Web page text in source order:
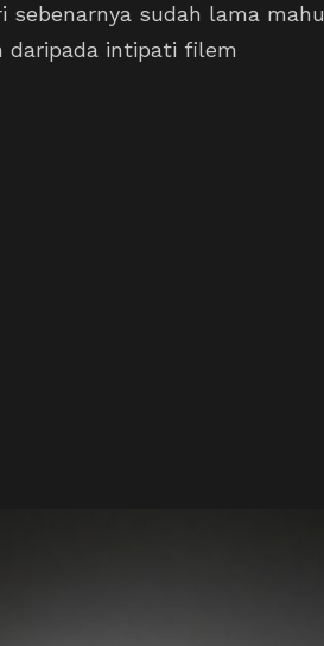
sebenarnya sudah lama mahu
daripada intipati filem